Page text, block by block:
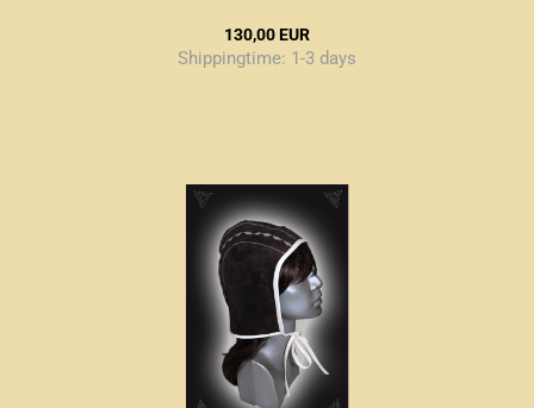
130,00 EUR
Shippingtime: 1-3 days